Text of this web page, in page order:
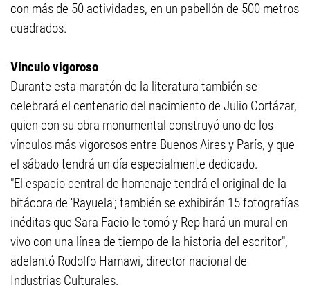
con más de 50 actividades, en un pabellón de 500 metros
cuadrados.
Vínculo vigoroso
Durante esta maratón de la literatura también se
celebrará el centenario del nacimiento de Julio Cortázar,
quien con su obra monumental construyó uno de los
vínculos más vigorosos entre Buenos Aires y París, y que
el sábado tendrá un día especialmente dedicado.
"El espacio central de homenaje tendrá el original de la
bitácora de 'Rayuela'; también se exhibirán 15 fotografías
inéditas que Sara Facio le tomó y Rep hará un mural en
vivo con una línea de tiempo de la historia del escritor",
adelantó Rodolfo Hamawi, director nacional de
Industrias Culturales.